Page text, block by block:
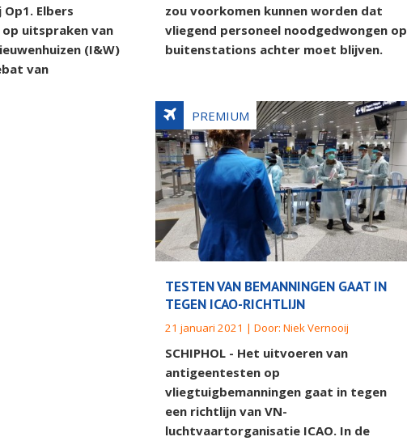
Elbers
uitspraken van
(I&W)
van
zou voorkomen kunnen worden dat
vliegend personeel noodgedwongen op
buitenstations achter moet blijven.
TESTEN VAN BEMANNINGEN GAAT IN
TEGEN ICAO-RICHTLIJN
21 januari 2021 | Door: Niek Vernooij
SCHIPHOL - Het uitvoeren van
antigeentesten op
vliegtuigbemanningen gaat in tegen
een richtlijn van VN-
luchtvaartorganisatie ICAO. In de